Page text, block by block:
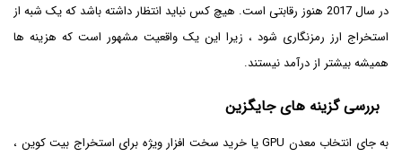
در سال 2017 هنوز رقابتی است. هیچ کس نباید انتظار داشته باشد که یک شبه از
استخراج ارز رمزنگاری شود ، زیرا این یک واقعیت مشهور است که هزینه ها
همیشه بیشتر از درآمد نیستند.
بررسی گزینه های جایگزین
به جای انتخاب معدن GPU یا خرید سخت افزار ویژه برای استخراج بیت کوین ،